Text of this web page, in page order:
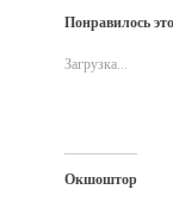
в
окне)
в
Понравилось
Загрузка...
Окшоштор